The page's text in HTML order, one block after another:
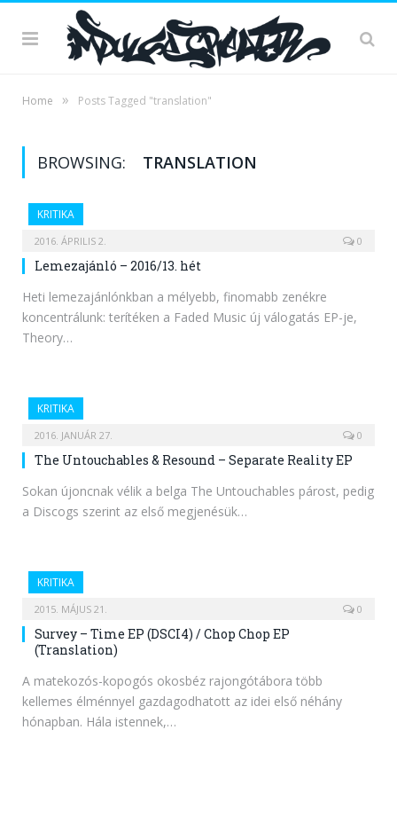
Home » Posts Tagged "translation"
BROWSING: TRANSLATION
KRITIKA
2016. ÁPRILIS 2. 0
Lemezajánló – 2016/13. hét
Heti lemezajánlónkban a mélyebb, finomabb zenékre
koncentrálunk: terítéken a Faded Music új válogatás EP-je,
Theory…
KRITIKA
2016. JANUÁR 27. 0
The Untouchables & Resound – Separate Reality EP
Sokan újoncnak vélik a belga The Untouchables párost, pedig
a Discogs szerint az első megjenésük…
KRITIKA
2015. MÁJUS 21. 0
Survey – Time EP (DSCI4) / Chop Chop EP
(Translation)
A matekozós-kopogós okosbéz rajongótábora több
kellemes élménnyel gazdagodhatott az idei első néhány
hónapban. Hála istennek,…